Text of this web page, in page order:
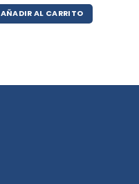
AÑADIR AL CARRITO